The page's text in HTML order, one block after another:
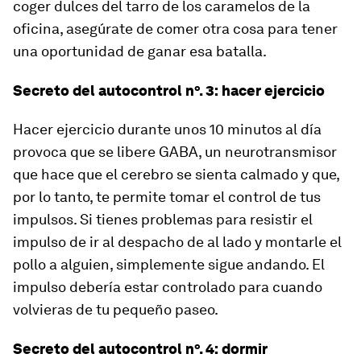
coger dulces del tarro de los caramelos de la
oficina, asegúrate de comer otra cosa para tener
una oportunidad de ganar esa batalla.
Secreto del autocontrol nº. 3: hacer ejercicio
Hacer ejercicio durante unos 10 minutos al día
provoca que se libere GABA, un neurotransmisor
que hace que el cerebro se sienta calmado y que,
por lo tanto, te permite tomar el control de tus
impulsos. Si tienes problemas para resistir el
impulso de ir al despacho de al lado y montarle el
pollo a alguien, simplemente sigue andando. El
impulso debería estar controlado para cuando
volvieras de tu pequeño paseo.
Secreto del autocontrol nº. 4: dormir